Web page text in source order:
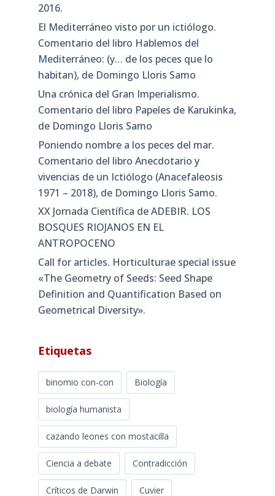
2016.
El Mediterráneo visto por un ictiólogo.
Comentario del libro Hablemos del
Mediterráneo: (y… de los peces que lo
habitan), de Domingo Lloris Samo
Una crónica del Gran Imperialismo.
Comentario del libro Papeles de Karukinka,
de Domingo Lloris Samo
Poniendo nombre a los peces del mar.
Comentario del libro Anecdotario y
vivencias de un Ictiólogo (Anacefaleosis
1971 – 2018), de Domingo Lloris Samo.
XX Jornada Científica de ADEBIR. LOS
BOSQUES RIOJANOS EN EL
ANTROPOCENO
Call for articles. Horticulturae special issue
«The Geometry of Seeds: Seed Shape
Definition and Quantification Based on
Geometrical Diversity»​.
Etiquetas
binomio con-con Biología
biología humanista
cazando leones con mostacilla
Ciencia a debate Contradicción
Críticos de Darwin Cuvier